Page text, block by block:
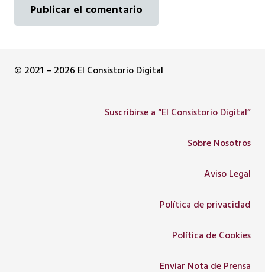
Publicar el comentario
© 2021 – 2026 El Consistorio Digital
Suscribirse a “El Consistorio Digital”
Sobre Nosotros
Aviso Legal
Política de privacidad
Política de Cookies
Enviar Nota de Prensa